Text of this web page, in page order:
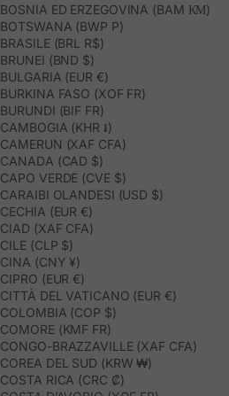
BOSNIA ED ERZEGOVINA (BAM КМ)
BOTSWANA (BWP P)
BRASILE (BRL R$)
BRUNEI (BND $)
BULGARIA (EUR €)
BURKINA FASO (XOF FR)
BURUNDI (BIF FR)
CAMBOGIA (KHR ៛)
CAMERUN (XAF CFA)
CANADA (CAD $)
CAPO VERDE (CVE $)
CARAIBI OLANDESI (USD $)
CECHIA (EUR €)
CIAD (XAF CFA)
CILE (CLP $)
CINA (CNY ¥)
CIPRO (EUR €)
CITTÀ DEL VATICANO (EUR €)
COLOMBIA (COP $)
COMORE (KMF FR)
CONGO-BRAZZAVILLE (XAF CFA)
COREA DEL SUD (KRW ₩)
COSTA RICA (CRC ₡)